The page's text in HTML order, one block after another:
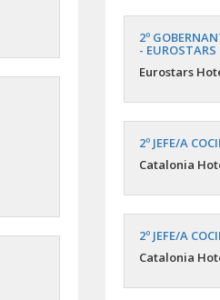
2º
-
Eurostars
2º JEFE/A
Catalonia
2º JEFE/A
Catalonia